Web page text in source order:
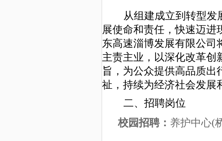
从组建成立到转型发
展使命和责任，快速迈进
东高速淄博发展有限公司
主责主业，以深化改革创
旨，为公众提供高品质
祉，持续为经济社会发展
二、招聘岗位
校园招聘： 养护中心(